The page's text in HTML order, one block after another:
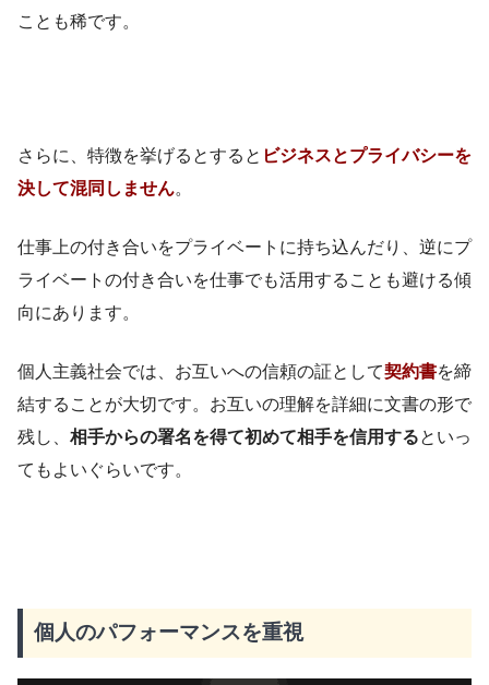
ことも稀です。
さらに、特徴を挙げるとすると ビジネスとプライバシーを
決して混同しません。
仕事上の付き合いをプライベートに持ち込んだり、逆にプ
ライベートの付き合いを仕事でも活用することも避ける傾
向にあります。
個人主義社会では、お互いへの信頼の証として契約書を締
結することが大切です。お互いの理解を詳細に文書の形で
残し、 相手からの署名を得て初めて相手を信用するといっ
てもよいぐらいです。
個人のパフォーマンスを重視